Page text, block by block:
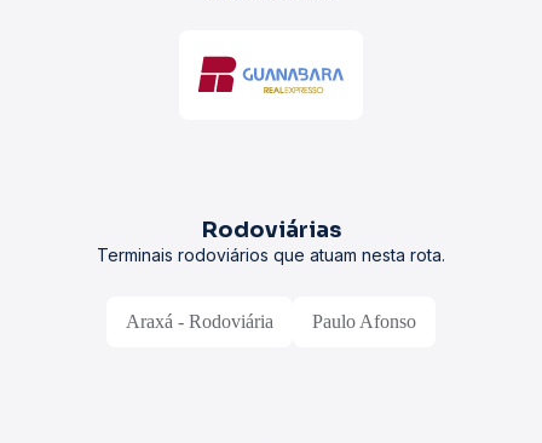
Rodoviárias
Terminais rodoviários que atuam nesta rota.
Araxá - Rodoviária Paulo Afonso